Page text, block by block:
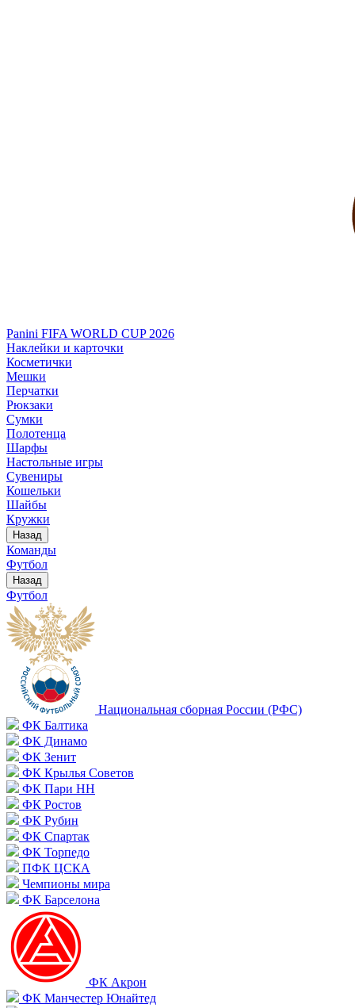
Panini FIFA WORLD CUP 2026
Наклейки и карточки
Косметички
Мешки
Перчатки
Рюкзаки
Сумки
Полотенца
Шарфы
Настольные игры
Сувениры
Кошельки
Шайбы
Кружки
Назад
Команды
Футбол
Назад
Футбол
Национальная сборная России (РФС)
ФК Балтика
ФК Динамо
ФК Зенит
ФК Крылья Советов
ФК Пари НН
ФК Ростов
ФК Рубин
ФК Спартак
ФК Торпедо
ПФК ЦСКА
Чемпионы мира
ФК Барселона
ФК Акрон
ФК Манчестер Юнайтед